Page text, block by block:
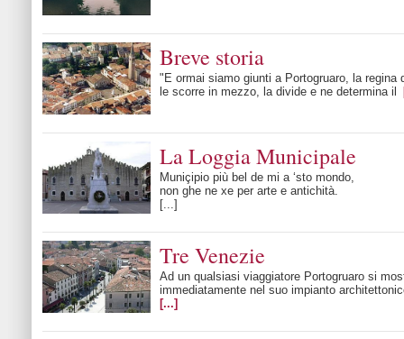
Breve storia
"E ormai siamo giunti a Portogruaro, la regina
le scorre in mezzo, la divide e ne determina il
La Loggia Municipale
Muniçipio più bel de mi a ‘sto mondo,
non ghe ne xe per arte e antichità.
[...]
Tre Venezie
Ad un qualsiasi viaggiatore Portogruaro si
immediatamente nel suo impianto
[...]